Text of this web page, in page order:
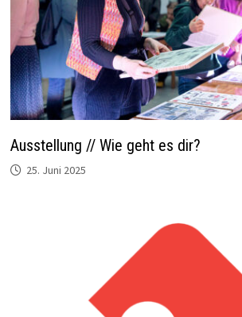
Ausstellung // Wie geht es dir?
25. Juni 2025